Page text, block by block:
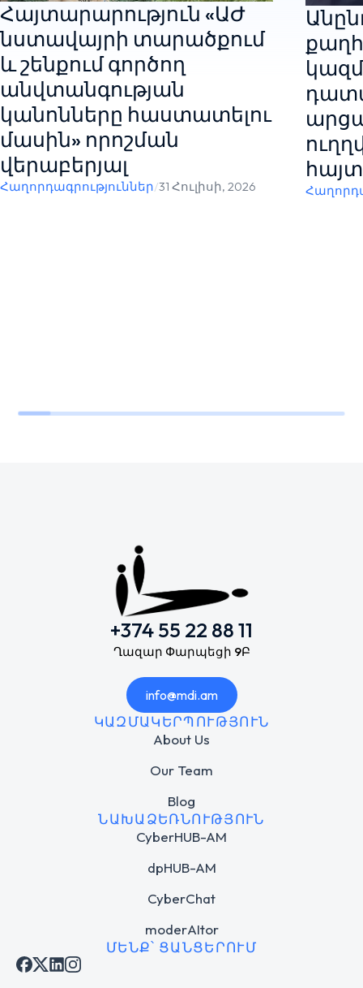
Հայտարարություն «ԱԺ
նստավայրի տարածքում
և շենքում գործող
անվտանգության
կանոնները հաստատելու
մասին» որոշման
վերաբերյալ
Հաղորդագրություններ/31 Հուլիսի, 2026
+374 55 22 88 11
Ղազար Փարպեցի 9Բ
info@mdi.am
ԿԱԶՄԱԿԵՐՊՈՒԹՅՈՒՆ
About Us
Our Team
Blog
ՆԱԽԱՁԵՌՆՈՒԹՅՈՒՆ
CyberHUB-AM
dpHUB-AM
CyberChat
moderAItor
ՄԵՆՔ՝ ՑԱՆՑԵՐՈՒՄ